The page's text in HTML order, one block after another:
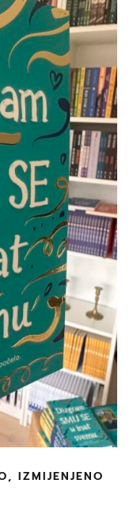
IZMIJENJENO